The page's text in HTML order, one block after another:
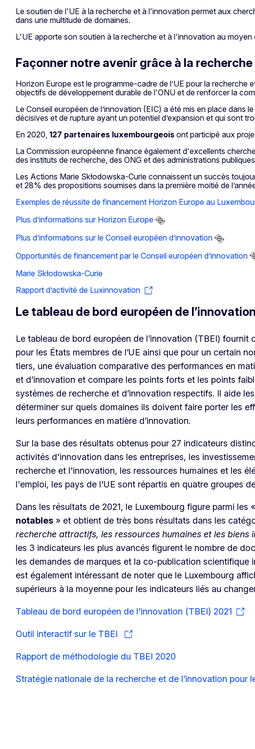
Le soutien de l'UE à la recherche et à l'innovation permet aux
dans une multitude de domaines.
L'UE apporte son soutien à la recherche et à l'innovation au moyen
Façonner notre avenir grâce à la
Horizon Europe est le programme-cadre de l’UE pour la recherche
objectifs de développement durable de l'ONU et de renforcer la
Le Conseil européen de l’innovation (EIC) a été mis en place dans
décisives et de rupture ayant un potentiel d’expansion et qui sont
En 2020, 127 partenaires luxembourgeois ont participé aux
La Commission européenne finance également d'excellents
des instituts de recherche, des ONG et des administrations
Les Actions Marie Skłodowska-Curie connaissent un succès
et 28% des propositions soumises dans la première moitié de
Exemples de réussite de financement Horizon Europe au
Plus d’informations sur Horizon Europe
Plus d’informations sur le Conseil européen d’innovation
Opportunités de financement par le Conseil européen d’innovation
Marie Skłodowska-Curie
Rapport d’activité de Luxinnovation
Le tableau de bord européen de
Le tableau de bord européen de l’innovation (TBEI) fournit
pour les États membres de l’UE ainsi que pour un certain
tiers, une évaluation comparative des performances en
et d’innovation et compare les points forts et les points
systèmes de recherche et d’innovation respectifs. Il aide
déterminer sur quels domaines ils doivent faire porter les
leurs performances en matière d’innovation.
Sur la base des résultats obtenus pour 27 indicateurs
activités d'innovation dans les entreprises, les
recherche et l'innovation, les ressources humaines et les
l'emploi, les pays de l'UE sont répartis en quatre groupes
Dans les résultats de 2021, le Luxembourg figure parmi les «
notables » et obtient de très bons résultats dans les
recherche attractifs, les ressources humaines et les biens
les 3 indicateurs les plus avancés figurent le nombre de
les demandes de marques et la co-publication scientifique
est également intéressant de noter que le Luxembourg
supérieurs à la moyenne pour les indicateurs liés au
Tableau de bord européen de l'innovation (TBEI) 2021
Outil interactif sur le TBEI
Rapport de méthodologie du TBEI 2020
Stratégie nationale de la recherche et de l’innovation pour